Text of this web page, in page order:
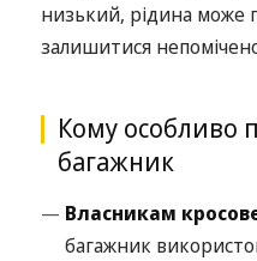
низький, рідина може
залишитися
Кому особливо
багажник
Власникам
багажник